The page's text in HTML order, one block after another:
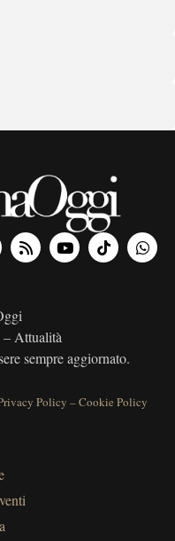
– Attualità
sempre aggiornato.
Policy –Cookie Policy